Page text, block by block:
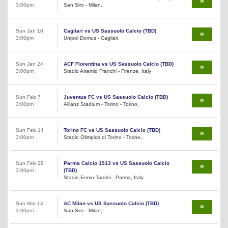
3:00pm
San Siro - Milan,
Sun Jan 10
3:00pm
Cagliari vs US Sassuolo Calcio (TBD)
Unipol Domus - Cagliari,
Sun Jan 24
3:00pm
ACF Florentina vs US Sassuolo Calcio (TBD)
Stadio Artemio Franchi - Firenze, Italy
Sun Feb 7
3:00pm
Juventus FC vs US Sassuolo Calcio (TBD)
Allianz Stadium - Torino - Torino,
Sun Feb 14
3:00pm
Torino FC vs US Sassuolo Calcio (TBD)
Stadio Olimpico di Torino - Torino,
Sun Feb 28
3:00pm
Parma Calcio 1913 vs US Sassuolo Calcio
(TBD)
Stadio Ennio Tardini - Parma, Italy
Sun Mar 14
3:00pm
AC Milan vs US Sassuolo Calcio (TBD)
San Siro - Milan,